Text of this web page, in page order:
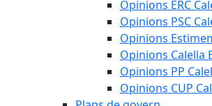
Opinions ERC
Opinions PSC
Opinions
Opinions Calella
Opinions PP
Opinions CUP